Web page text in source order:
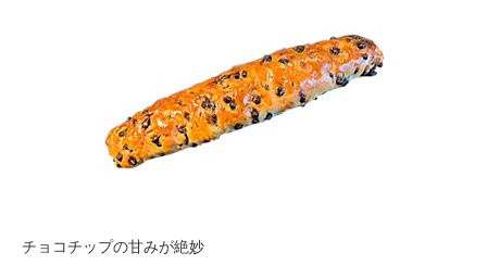
チョコチップの甘みが絶妙